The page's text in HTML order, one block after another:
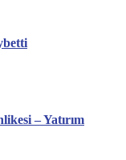
– Yatırım